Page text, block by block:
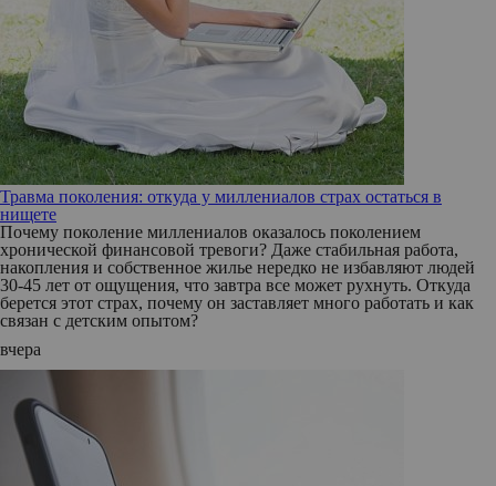
Травма поколения: откуда у миллениалов страх остаться в
нищете
Почему поколение миллениалов оказалось поколением
хронической финансовой тревоги? Даже стабильная работа,
накопления и собственное жилье нередко не избавляют людей
30-45 лет от ощущения, что завтра все может рухнуть. Откуда
берется этот страх, почему он заставляет много работать и как
связан с детским опытом?
вчера